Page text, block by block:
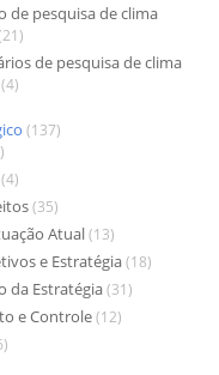
de pesquisa de clima
de pesquisa de clima
(4)
(137)
(4)
(35)
Atual(13)
e Estratégia(18)
da Estratégia(31)
e Controle(12)